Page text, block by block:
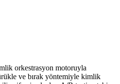
orkestrasyon motoruyla
ve bırak yöntemiyle kimlik